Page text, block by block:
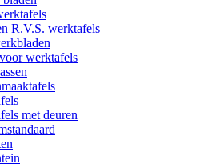
R.V.S. werktafels
werktafels
met deuren